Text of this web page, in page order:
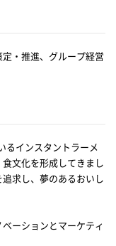
・推進、グループ経営
るインスタントラーメ
文化を形成してきまし
求し、夢のあるおいし
ーションとマーケティ